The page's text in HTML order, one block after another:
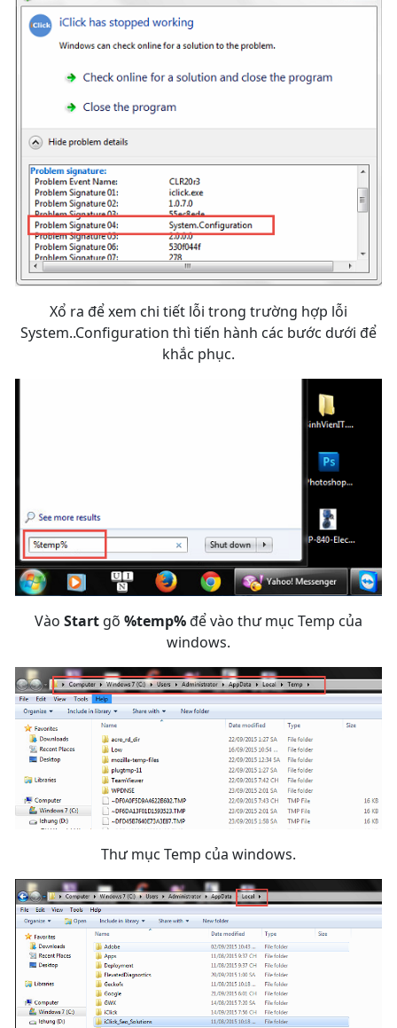
Xổ ra để xem chi tiết lỗi trong trường hợp lỗi
System..Configuration thì tiến hành các bước dưới để
khắc phục.
Vào Start gõ %temp%để vào thư mục Temp của
windows.
Thư mục Temp của windows.